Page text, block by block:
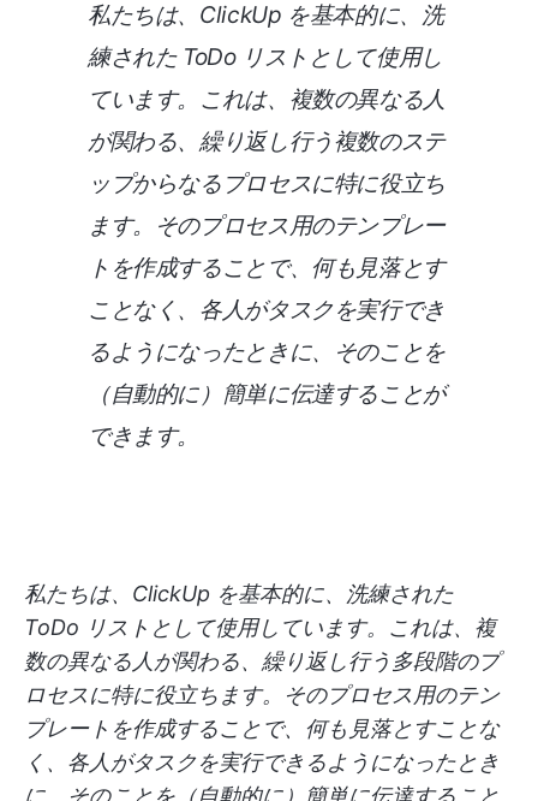
私たちは、ClickUp を基本的に、洗
練された ToDo リストとして使用し
ています。これは、複数の異なる人
が関わる、繰り返し行う複数のステ
ップからなるプロセスに特に役立ち
ます。そのプロセス用のテンプレー
トを作成することで、何も見落とす
ことなく、各人がタスクを実行でき
るようになったときに、そのことを
（自動的に）簡単に伝達することが
できます。
私たちは、ClickUp を基本的に、洗練された
ToDo リストとして使用しています。これは、複
数の異なる人が関わる、繰り返し行う多段階のプ
ロセスに特に役立ちます。そのプロセス用のテン
プレートを作成することで、何も見落とすことな
く、各人がタスクを実行できるようになったとき